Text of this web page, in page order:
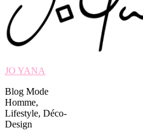
JO YANA
Blog Mode
Homme,
Lifestyle, Déco-
Design